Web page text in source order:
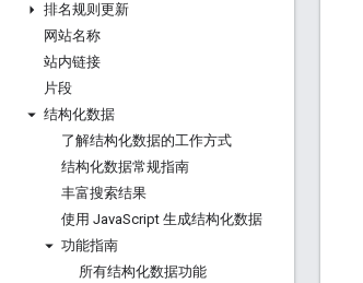
排名规则更新
网站名称
站内链接
片段
结构化数据
了解结构化数据的工作方式
结构化数据常规指南
丰富搜索结果
使用 JavaScript 生成结构化数据
功能指南
所有结构化数据功能